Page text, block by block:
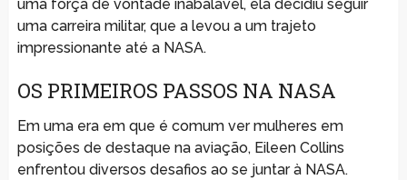
uma força de vontade inabalável, ela decidiu seguir
uma carreira militar, que a levou a um trajeto
impressionante até a NASA.
OS PRIMEIROS PASSOS NA NASA
Em uma era em que é comum ver mulheres em
posições de destaque na aviação, Eileen Collins
enfrentou diversos desafios ao se juntar à NASA.